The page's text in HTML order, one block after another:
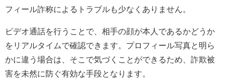
フィール詐称によるトラブルも少なくありません。
ビデオ通話を行うことで、相手の顔が本人であるかどうか
をリアルタイムで確認できます。プロフィール写真と明ら
かに違う場合は、そこで気づくことができるため、詐欺被
害を未然に防ぐ有効な手段となります。